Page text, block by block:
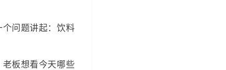
问题讲起：饮料
板想看今天哪些